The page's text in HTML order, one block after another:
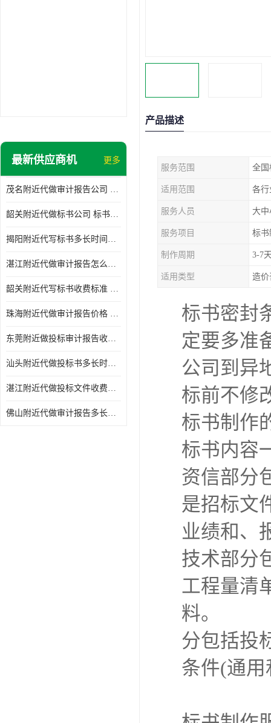
最新供应商机 更多
茂名附近代做审计报告公司 投标书怎么做
韶关附近代做标书公司 标书制作周期快
揭阳附近代写标书多长时间做好 投标书怎么做
湛江附近代做审计报告怎么收费 一对一服务
韶关附近代写标书收费标准 满足客户需求
珠海附近代做审计报告价格 投标书怎么做
东莞附近做投标审计报告收费标准 标书废标注意事项
汕头附近代做投标书多长时间做好 标书废标注意事项
湛江附近代做投标文件收费标准 投标书怎么做
佛山附近代做审计报告多长时间做好 标书打印封装
产品描述
服务范围 全国
适用范围 各行
服务人员 大
服务项目 标书
制作周期 3-7
适用类型 造价
标书密封
定要多准
公司到异
标前不修
标书制作
标书内容
资信部分
是招标文
业绩和、
技术部分
工程量清
料。
分包括投
条件(通